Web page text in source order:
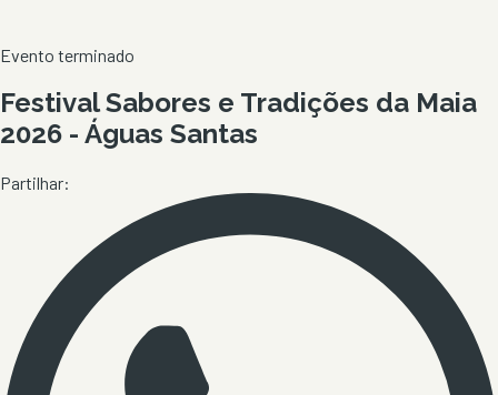
Evento terminado
Festival Sabores e Tradições da Maia
2026 - Águas Santas
Partilhar: